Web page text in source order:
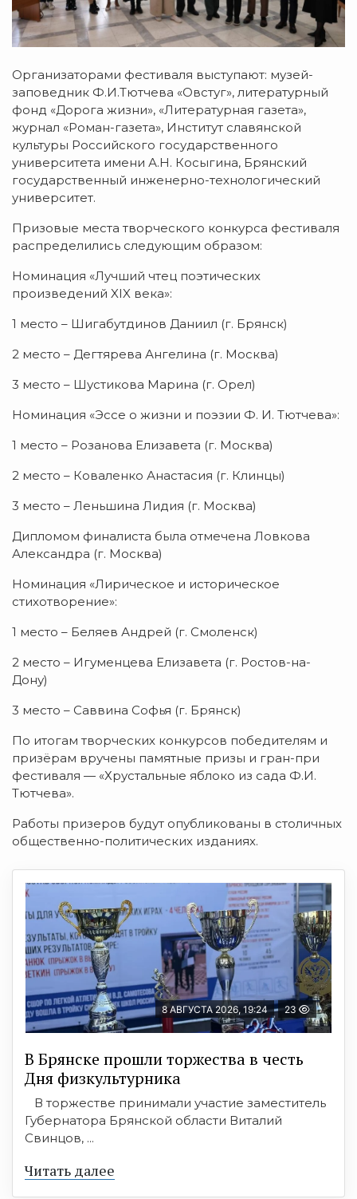
Организаторами фестиваля выступают: музей-
заповедник Ф.И.Тютчева «Овстуг», литературный
фонд «Дорога жизни», «Литературная газета»,
журнал «Роман-газета», Институт славянской
культуры Российского государственного
университета имени А.Н. Косыгина, Брянский
государственный инженерно-технологический
университет.
Призовые места творческого конкурса фестиваля
распределились следующим образом:
Номинация «Лучший чтец поэтических
произведений XIX века»:
1 место – Шигабутдинов Даниил (г. Брянск)
2 место – Дегтярева Ангелина (г. Москва)
3 место – Шустикова Марина (г. Орел)
Номинация «Эссе о жизни и поэзии Ф. И. Тютчева»:
1 место – Розанова Елизавета (г. Москва)
2 место – Коваленко Анастасия (г. Клинцы)
3 место – Леньшина Лидия (г. Москва)
Дипломом финалиста была отмечена Ловкова
Александра (г. Москва)
Номинация «Лирическое и историческое
стихотворение»:
1 место – Беляев Андрей (г. Смоленск)
2 место – Игуменцева Елизавета (г. Ростов-на-
Дону)
3 место – Саввина Софья (г. Брянск)
По итогам творческих конкурсов победителям и
призёрам вручены памятные призы и гран-при
фестиваля — «Хрустальные яблоко из сада Ф.И.
Тютчева».
Работы призеров будут опубликованы в столичных
общественно-политических изданиях.
8 АВГУСТА 2026, 19:24 23
В Брянске прошли торжества в честь
Дня физкультурника
В торжестве принимали участие заместитель
Губернатора Брянской области Виталий
Свинцов, ...
Читать далее